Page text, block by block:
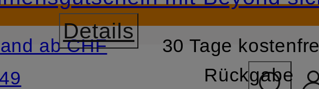
ZUM SUCHFELD
Details
ab CHF
30 Tage
Rückgabe